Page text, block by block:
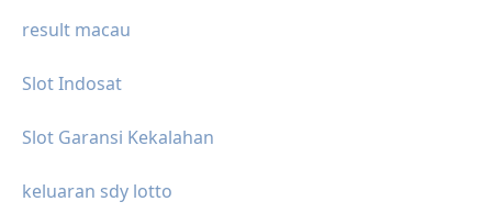
result macau
Slot Indosat
Slot Garansi Kekalahan
keluaran sdy lotto